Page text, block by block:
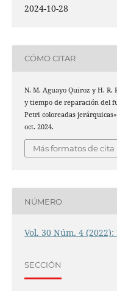
2024-10-28
CÓMO CITAR
N. M. Aguayo Quiroz y H. R.
y tiempo de reparación del
Petri coloreadas
oct. 2024.
Más formatos de cita
NÚMERO
Vol. 30 Núm. 4
SECCIÓN